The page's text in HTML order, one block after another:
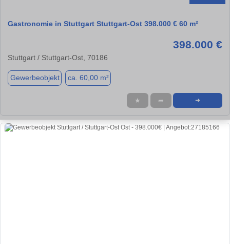
Gastronomie in Stuttgart Stuttgart-Ost 398.000 € 60 m²
398.000 €
Stuttgart / Stuttgart-Ost, 70186
Gewerbeobjekt ca. 60,00 m²
★ ➦ ➜